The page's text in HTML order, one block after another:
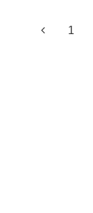
1